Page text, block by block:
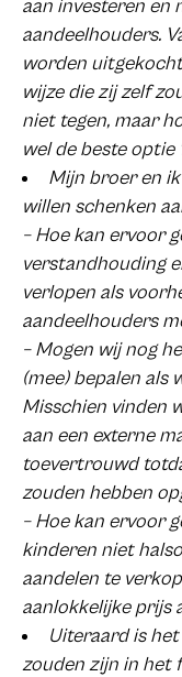
aan investeren en
aandeelhouders.
worden
wijze die zij zelf
niet tegen, maar
wel de beste optie
Mijn broer en
willen schenken
– Hoe kan ervoor
verstandhouding
verlopen als
aandeelhouders
– Mogen wij nog
(mee) bepalen als
Misschien vinden
aan een externe
toevertrouwd
zouden hebben
– Hoe kan ervoor
kinderen niet
aandelen te
aanlokkelijke prijs
Uiteraard is
zouden zijn in het